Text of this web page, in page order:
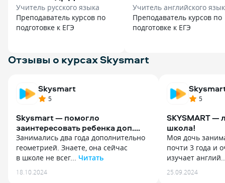
Учитель русского языка
Преподаватель курсов по
подготовке к ЕГЭ
Учитель английского
Преподаватель курсов по
подготовке к ЕГЭ
Отзывы о курсах Skysmart
Skysmart
5
Skysmart — помогло
заинтересовать ребенка доп.
Занятиями
Занимались два года дополнительно
геометрией. Знаете, она сейчас
в школе не всег... Читать
Занимались два года дополнительно
геометрией. Знаете, она сейчас
18.10.2024
5
SKYSMART —
школа!
Моя дочь
почти 3 года и
изучает
Моя дочь
почти 3 года и
25.09.2024